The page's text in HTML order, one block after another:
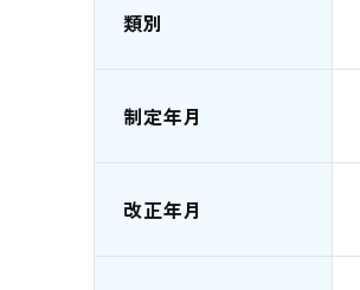
類別
制定年月
改正年月